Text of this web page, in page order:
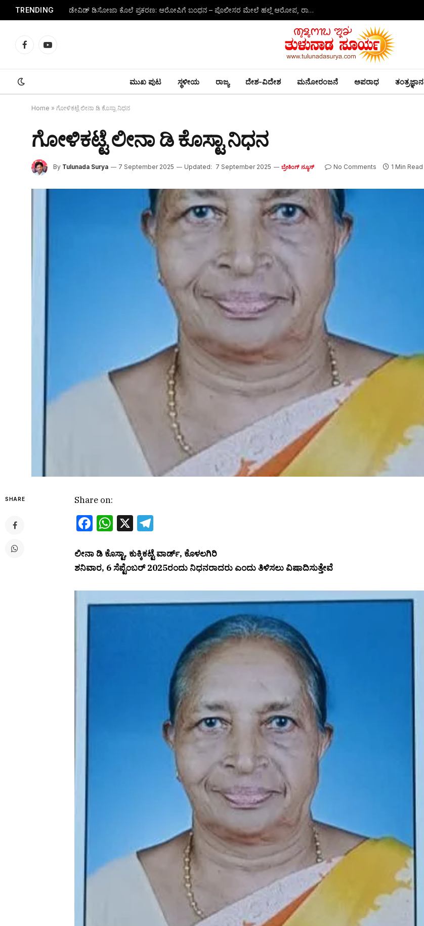
TRENDING ಡೇವಿಡ್ ಡಿಸೋಜಾ ಕೊಲೆ ಪ್ರಕರಣ: ಆರೋಪಿಗೆ ಬಂಧನ – ಪೊಲೀಸರ ಮೇಲೆ ಹಲ್ಲೆ ಆರೋಪ, ರಾಜು ಕಾಲಿಗೆ ಗುಂಡು
FacebookYouTube
ಮುಖ ಪುಟ ಸ್ಥಳೀಯ ರಾಜ್ಯ ದೇಶ-ವಿದೇಶ ಮನೋರಂಜನೆ ಅಪರಾಧ ತಂತ್ರಜ್ಞಾನ
Home » ಗೋಳಿಕಟ್ಟೆ ಲೀನಾ ಡಿ ಕೊಸ್ಟಾ ನಿಧನ
ಗೋಳಿಕಟ್ಟೆ ಲೀನಾ ಡಿ ಕೊಸ್ಟಾ ನಿಧನ
By Tulunada Surya 7 September 2025 Updated: 7 September 2025 ಬ್ರೇಕಿಂಗ್ ನ್ಯೂಸ್ No Comments 1 Min Read
SHARE Share on:
Facebook
WhatsApp
X
ಲೀನಾ ಡಿ ಕೊಸ್ಟಾ, ಕುಕ್ಕಿಕಟ್ಟೆ ವಾರ್ಡ್, ಕೊಳಲಗಿರಿ
ಶನಿವಾರ, 6 ಸೆಪ್ಟೆಂಬರ್ 2025ರಂದು ನಿಧನರಾದರು ಎಂದು ತಿಳಿಸಲು ವಿಷಾದಿಸುತ್ತೇವೆ